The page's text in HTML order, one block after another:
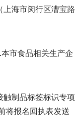
海市闵行区漕宝路
食品相关生产企
制品标签标识专项
将报名回执表发送